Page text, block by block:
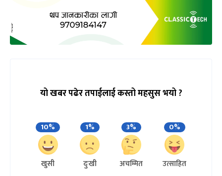
यो खबर पढेर तपाईलाई कस्तो महसुस भयो ?
10%
खुसी
1%
दुःखी
3%
अचम्मित
0%
उत्साहित